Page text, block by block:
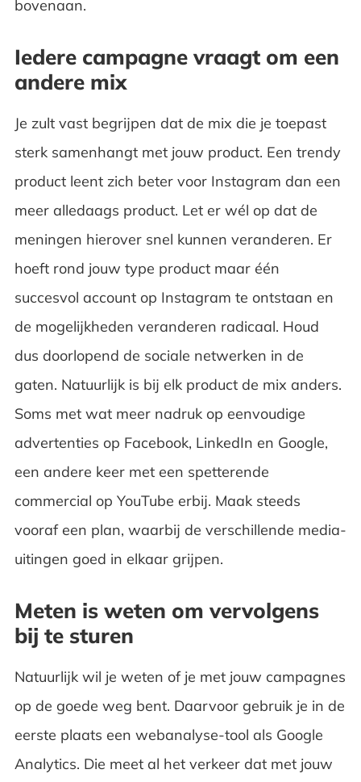
bovenaan.
Iedere campagne vraagt om een
andere mix
Je zult vast begrijpen dat de mix die je toepast
sterk samenhangt met jouw product. Een trendy
product leent zich beter voor Instagram dan een
meer alledaags product. Let er wél op dat de
meningen hierover snel kunnen veranderen. Er
hoeft rond jouw type product maar één
succesvol account op Instagram te ontstaan en
de mogelijkheden veranderen radicaal. Houd
dus doorlopend de sociale netwerken in de
gaten. Natuurlijk is bij elk product de mix anders.
Soms met wat meer nadruk op eenvoudige
advertenties op Facebook, LinkedIn en Google,
een andere keer met een spetterende
commercial op YouTube erbij. Maak steeds
vooraf een plan, waarbij de verschillende media-
uitingen goed in elkaar grijpen.
Meten is weten om vervolgens
bij te sturen
Natuurlijk wil je weten of je met jouw campagnes
op de goede weg bent. Daarvoor gebruik je in de
eerste plaats een webanalyse-tool als Google
Analytics. Die meet al het verkeer dat met jouw